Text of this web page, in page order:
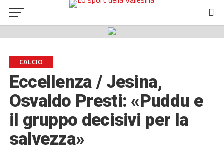
CALCIO
Eccellenza / Jesina,
Osvaldo Presti: «Puddu e
il gruppo decisivi per la
salvezza»